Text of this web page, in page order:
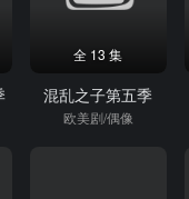
全 13 集
混乱之子第五季
欧美剧/偶像